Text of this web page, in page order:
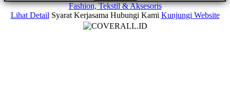
Fashion, Tekstil & Aksesoris
Lihat Detail Syarat Kerjasama Hubungi Kami Kunjungi Website